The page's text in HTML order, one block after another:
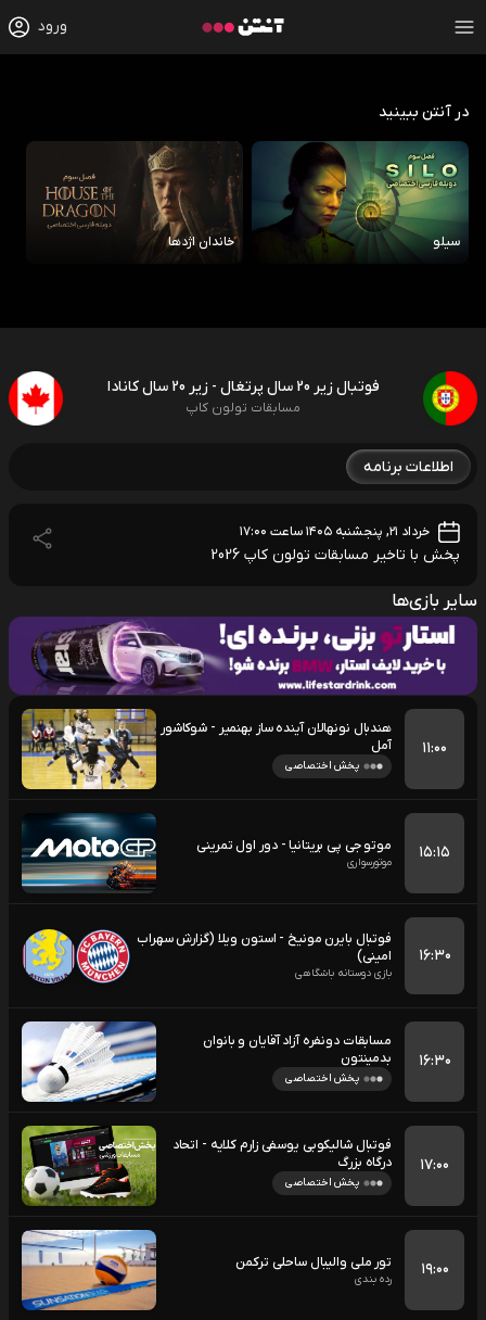
ورود
در آنتن ببینید
سیلو خاندان اژدها
فوتبال زیر 20 سال پرتغال - زیر 20 سال کانادا
مسابقات تولون کاپ
اطلاعات برنامه
خرداد ۲۱, پنجشنبه ۱۴۰۵ ساعت ۱۷:۰۰
پخش با تاخیر مسابقات تولون کاپ 2026
سایر بازی‌ها
۱۱:۰۰
هندبال نونهالان آینده ساز بهنمیر - شوکاشور
آمل
پخش اختصاصی
۱۵:۱۵ موتو جی پی بریتانیا - دور اول تمرینی
موتورسواری
۱۶:۳۰
فوتبال بایرن مونیخ - استون ویلا (گزارش سهراب
امینی)
بازی دوستانه باشگاهی
۱۶:۳۰
مسابقات دونفره آزاد آقایان و بانوان
بدمینتون
پخش اختصاصی
۱۷:۰۰
فوتبال شالیکوبی یوسفی زارم کلایه - اتحاد
درگاه بزرگ
پخش اختصاصی
۱۹:۰۰ تور ملی والیبال ساحلی ترکمن
رده بندی